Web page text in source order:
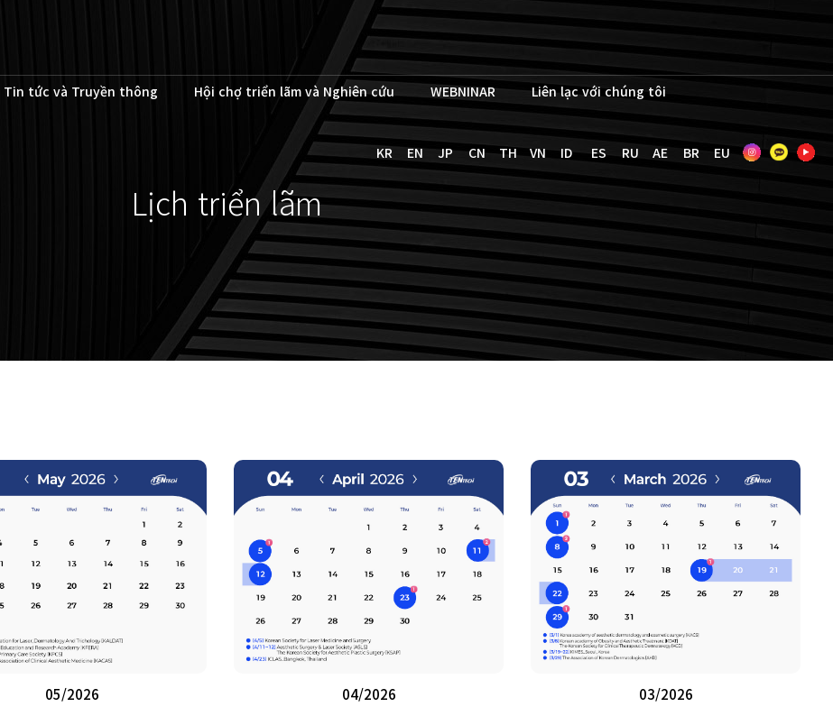
Tin tức và Truyền thông Hội chợ triển lãm và Nghiên cứu WEBNINAR Liên lạc với chúng tôi
KR EN JP CN TH VN ID ES RU AE BR EU
Lịch triển lãm
05/2026 04/2026 03/2026